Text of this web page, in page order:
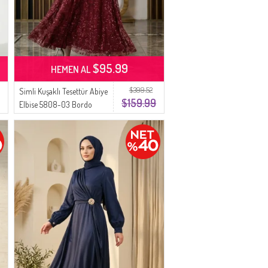
$399.52
$159.99
Simli Kuşaklı Tesettür Abiye
Elbise 5808-03 Bordo
HEMEN AL$95.99